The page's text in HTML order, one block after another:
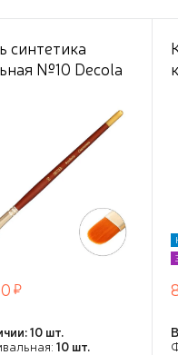
синтетика
№10 Decola
10 шт.
10 шт.